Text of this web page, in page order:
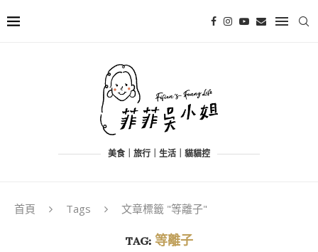
美食｜旅行｜生活｜貓貓控
首頁 Tags 文章標籤 "等離子"
TAG:等離子